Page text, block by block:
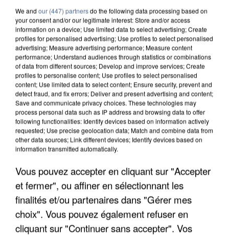
UN SECOND CADRE DE LA DZ MAFIA
INTERPELLÉ EN ALGÉRIE
We and our (447) partnersdo the following data processing based on
your consent and/or our legitimate interest: Store and/or access
information on a device; Use limited data to select advertising; Create
profiles for personalised advertising; Use profiles to select personalised
advertising; Measure advertising performance; Measure content
performance; Understand audiences through statistics or combinations
of data from different sources; Develop and improve services; Create
profiles to personalise content; Use profiles to select personalised
content; Use limited data to select content; Ensure security, prevent and
detect fraud, and fix errors; Deliver and present advertising and content;
Save and communicate privacy choices. These technologies may
process personal data such as IP address and browsing data to offer
following functionalities: Identify devices based on information actively
requested; Use precise geolocation data; Match and combine data from
other data sources; Link different devices; Identify devices based on
information transmitted automatically.
Vous pouvez accepter en cliquant sur "Accepter
et fermer", ou affiner en sélectionnant les
finalités et/ou partenaires dans "Gérer mes
choix". Vous pouvez également refuser en
cliquant sur "Continuer sans accepter". Vos